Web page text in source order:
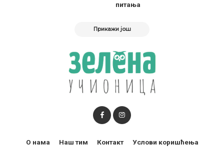
питања
Прикажи још
О нама Наш тим Контакт Услови коришћења